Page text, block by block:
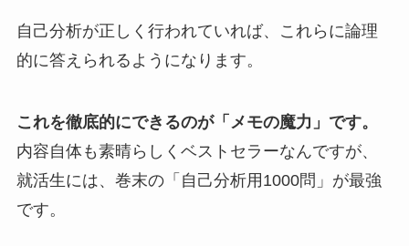
自己分析が正しく行われていれば、これらに論理
的に答えられるようになります。
これを徹底的にできるのが「メモの魔力」です。
内容自体も素晴らしくベストセラーなんですが、
就活生には、巻末の「自己分析用1000問」が最強
です。